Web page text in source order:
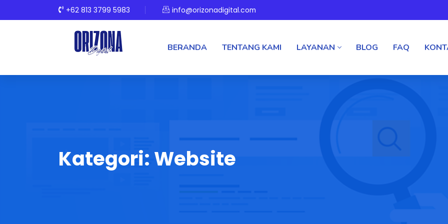
+62 813 3799 5983 info@orizonadigital.com
BERANDA TENTANG KAMI LAYANAN BLOG FAQ
Kategori: Website